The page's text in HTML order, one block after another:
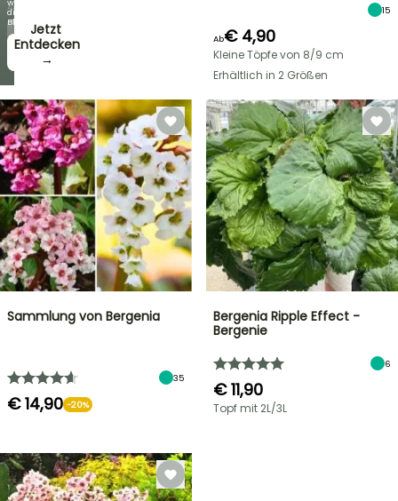
Angebote
Jetzt
zugreifen!
→
die
Blüten!
Entdecken
→
15
Ab€ 4,90
Kleine Töpfe von 8/9 cm
Erhältlich in 2 Größen
Sammlung von Bergenia
35
€ 14,90 -20%
Bergenia Ripple Effect -
Bergenie
6
€ 11,90
Topf mit 2L/3L